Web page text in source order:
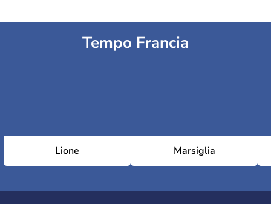
Tempo Francia
Lione Marsiglia